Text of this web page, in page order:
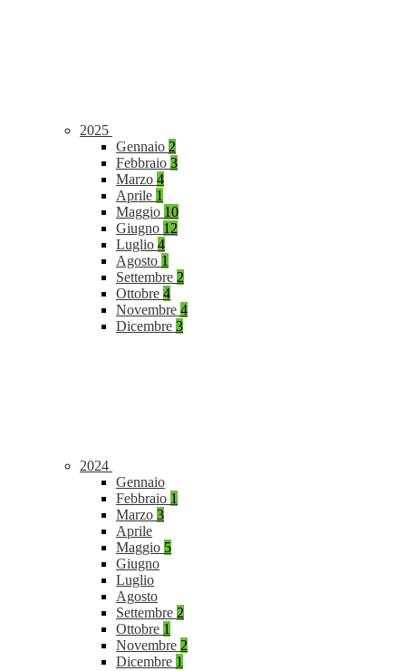
2025
Gennaio 2
Febbraio 3
Marzo 4
Aprile 1
Maggio 10
Giugno 12
Luglio 4
Agosto 1
Settembre 2
Ottobre 4
Novembre 4
Dicembre 3
2024
Gennaio
Febbraio 1
Marzo 3
Aprile
Maggio 5
Giugno
Luglio
Agosto
Settembre 2
Ottobre 1
Novembre 2
Dicembre 1